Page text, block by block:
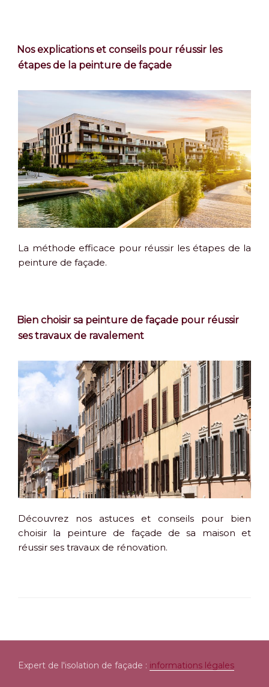
Nos explications et conseils pour réussir les
étapes de la peinture de façade
La méthode efficace pour réussir les étapes de la
peinture de façade.
Bien choisir sa peinture de façade pour réussir
ses travaux de ravalement
Découvrez nos astuces et conseils pour bien
choisir la peinture de façade de sa maison et
réussir ses travaux de rénovation.
Expert de l'isolation de façade : informations légales